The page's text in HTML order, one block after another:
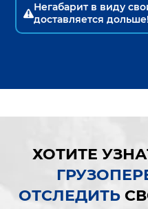
Негабарит в виду
доставляется дольше!
ХОТИТЕ
ОТСЛЕДИТЬ